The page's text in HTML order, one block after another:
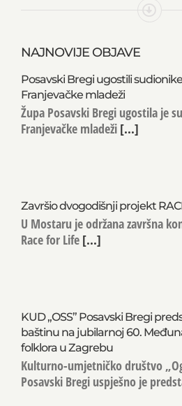
NAJNOVIJE OBJAVE
Posavski Bregi ugostili
Franjevačke mladeži
Župa Posavski Bregi ugostila je
Franjevačke mladeži [...]
Završio dvogodišnji projekt
U Mostaru je održana završna
Race for Life [...]
KUD „OSS” Posavski Bregi
baštinu na jubilarnoj 60.
folklora u Zagrebu
Kulturno-umjetničko društvo
Posavski Bregi uspješno je